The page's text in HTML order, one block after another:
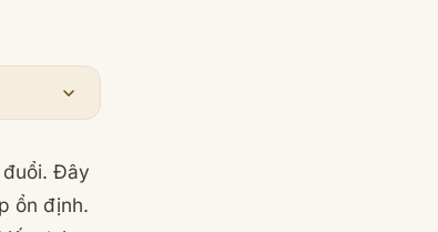
Đây
ổn định.